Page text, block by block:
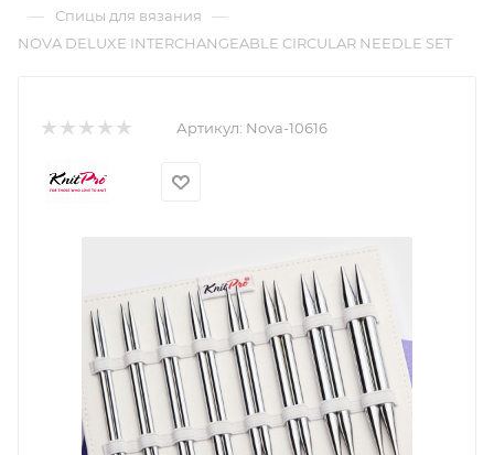
— Спицы для вязания —
NOVA DELUXE INTERCHANGEABLE CIRCULAR NEEDLE SET
Артикул: Nova-10616